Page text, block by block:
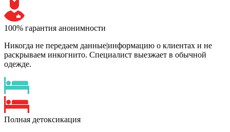
100% гарантия анонимности
Никогда не передаем данные|информацию о клиентах и не
раскрываем инкогнито. Специалист выезжает в обычной
одежде.
Полная детоксикация